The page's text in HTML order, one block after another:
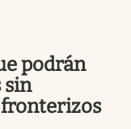
podrán
sin